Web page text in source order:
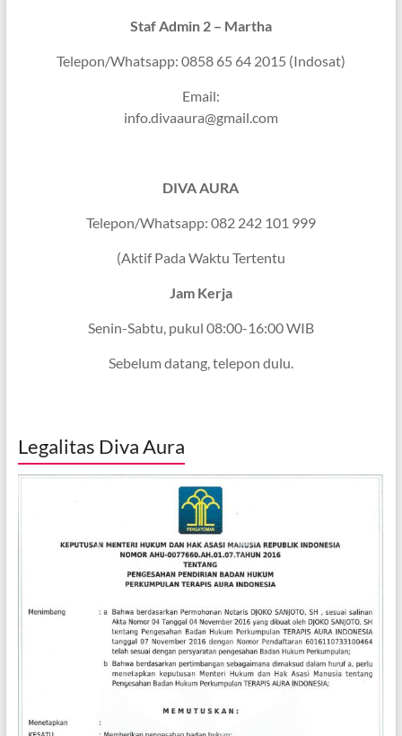
Staf Admin 2 – Martha
Telepon/Whatsapp: 0858 65 64 2015 (Indosat)
Email:
info.divaaura@gmail.com
DIVA AURA
Telepon/Whatsapp: 082 242 101 999
(Aktif Pada Waktu Tertentu
Jam Kerja
Senin-Sabtu, pukul 08:00-16:00 WIB
Sebelum datang, telepon dulu.
Legalitas Diva Aura